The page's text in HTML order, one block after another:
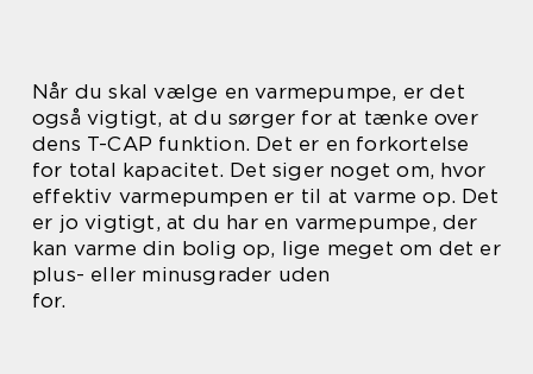
Når du skal vælge en varmepumpe, er det
også vigtigt, at du sørger for at tænke over
dens T-CAP funktion. Det er en forkortelse
for total kapacitet. Det siger noget om, hvor
effektiv varmepumpen er til at varme op. Det
er jo vigtigt, at du har en varmepumpe, der
kan varme din bolig op, lige meget om det er
plus- eller minusgrader uden
for.